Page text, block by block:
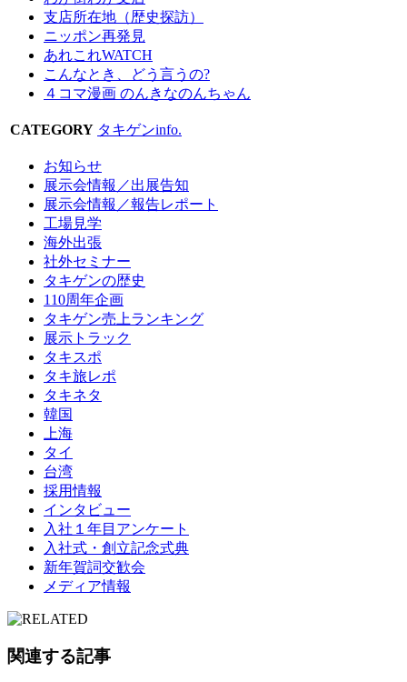
支店所在地（歴史探訪）
ニッポン再発見
あれこれWATCH
こんなとき、どう言うの?
４コマ漫画 のんきなのんちゃん
CATEGORY タキゲンinfo.
お知らせ
展示会情報／出展告知
展示会情報／報告レポート
工場見学
海外出張
社外セミナー
タキゲンの歴史
110周年企画
タキゲン売上ランキング
展示トラック
タキスポ
タキ旅レポ
タキネタ
韓国
上海
タイ
台湾
採用情報
インタビュー
入社１年目アンケート
入社式・創立記念式典
新年賀詞交歓会
メディア情報
関連する記事